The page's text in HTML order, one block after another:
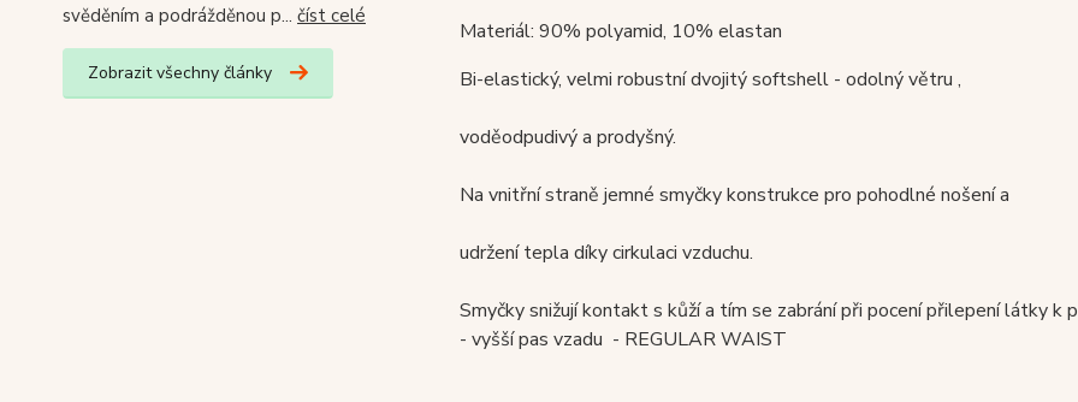
svěděním a podrážděnou p... číst celé
Zobrazit všechny články
Materiál: 90% polyamid, 10% elastan
Bi-elastický, velmi robustní dvojitý softshell - odolný větru ,
voděodpudivý a prodyšný.
Na vnitřní straně jemné smyčky konstrukce pro pohodlné nošení a
udržení tepla díky cirkulaci vzduchu.
Smyčky snižují kontakt s kůží a tím se zabrání při pocení přilepení látky k
- vyšší pas vzadu - REGULAR WAIST